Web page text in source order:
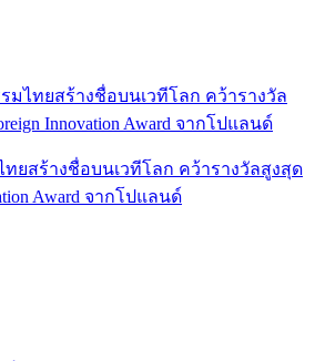
มไทยสร้างชื่อบนเวทีโลก คว้ารางวัล
Innovation Award จากโปแลนด์